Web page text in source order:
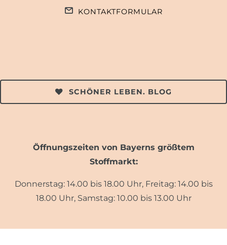
KONTAKTFORMULAR
SCHÖNER LEBEN. BLOG
Öffnungszeiten von Bayerns größtem
Stoffmarkt:
Donnerstag: 14.00 bis 18.00 Uhr, Freitag: 14.00 bis
18.00 Uhr, Samstag: 10.00 bis 13.00 Uhr